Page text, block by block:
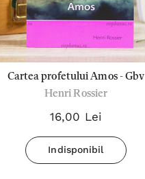
Cartea profetului Amos - Gbv
Henri Rossier
16,00 Lei
Indisponibil